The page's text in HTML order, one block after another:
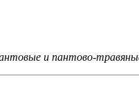
и пантово-